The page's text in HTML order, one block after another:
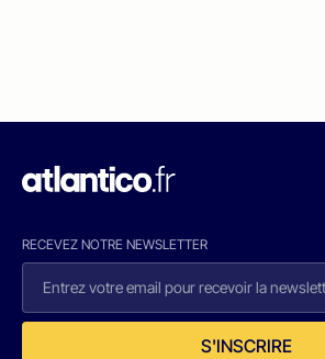
RECEVEZ NOTRE NEWSLETTER
S'INSCRIRE